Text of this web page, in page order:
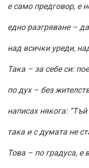
е само предговор, е
едно разгряване –
над всички уреди,
Така – за себе си:
по дух – без
написах някога:
така и с думата не
Това – по градуса, е